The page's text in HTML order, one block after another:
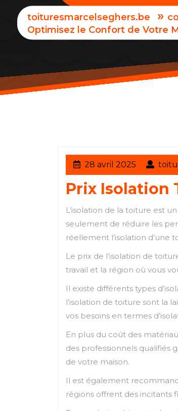
toituresmarcelseghers.be »
Optimisez le Confort de Votre
28 avril 2025
avril
2025
Prix Isolation
L’isolation de la toiture est
seulement de réduire les
réellement l’isolation d’une
Le prix de l’isolation de
travail et la région où vous
Il existe différents types
l’isolation de toiture sont la
vos besoins en termes
En plus du coût des
des professionnels qualifiés
de votre maison.
Il est également
régions offrent des incitants